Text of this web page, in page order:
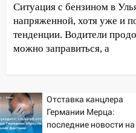
11:20 Ульяновская
Валерия
золота в составе
В
10:40
В Ульяновске
нашли
садах 79-летнего
Ситуация с бензином в
напряженной, хотя уже и
тенденции. Водители
можно заправиться, а
Отставка канцлера
Германии Мерца:
последние новости